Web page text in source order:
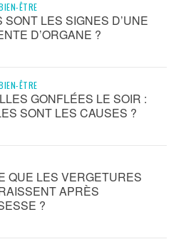
ÊTRE
SONT LES SIGNES D’UNE
D’ORGANE ?
ÊTRE
GONFLÉES LE SOIR :
SONT LES CAUSES ?
QUE LES VERGETURES
APRÈS
?